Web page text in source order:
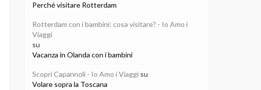
Perché visitare Rotterdam
Rotterdam con i bambini: cosa visitare? - Io Amo i
Viaggi
su
Vacanza in Olanda con i bambini
Scopri Capannoli - Io Amo i Viaggi su
Volare sopra la Toscana